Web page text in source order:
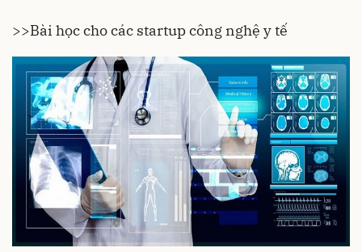
>>Bài học cho các startup công nghệ y tế